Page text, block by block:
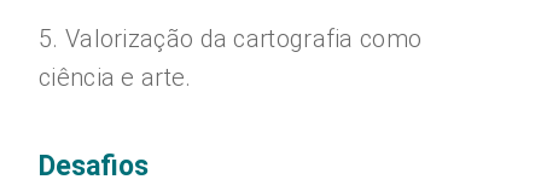
5. Valorização da cartografia como
ciência e arte.
Desafios